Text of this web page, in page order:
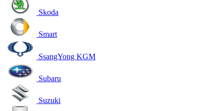
Skoda
Smart
SsangYong KGM
Subaru
Suzuki